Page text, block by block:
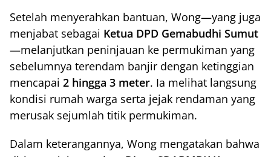
Setelah menyerahkan bantuan, Wong—yang juga
menjabat sebagai Ketua DPD Gemabudhi Sumut
—melanjutkan peninjauan ke permukiman yang
sebelumnya terendam banjir dengan ketinggian
mencapai 2 hingga 3 meter. Ia melihat langsung
kondisi rumah warga serta jejak rendaman yang
merusak sejumlah titik permukiman.
Dalam keterangannya, Wong mengatakan bahwa